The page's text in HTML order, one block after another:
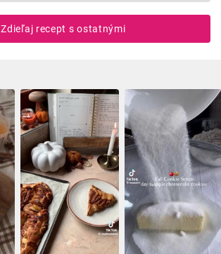
Zdieľaj recept s ostatnými